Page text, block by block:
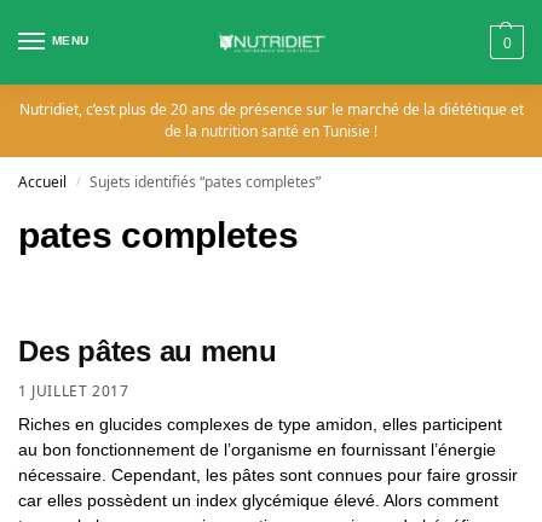
MENU 0
Nutridiet, c’est plus de 20 ans de présence sur le marché de la diététique et
de la nutrition santé en Tunisie !
Accueil / Sujets identifiés “pates completes”
pates completes
Des pâtes au menu
1 JUILLET 2017
Riches en glucides complexes de type amidon, elles participent
au bon fonctionnement de l’organisme en fournissant l’énergie
nécessaire. Cependant, les pâtes sont connues pour faire grossir
car elles possèdent un index glycémique élevé. Alors comment